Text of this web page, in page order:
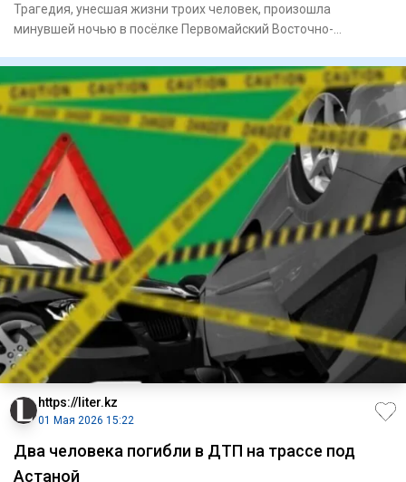
Трагедия, унесшая жизни троих человек, произошла
минувшей ночью в посёлке Первомайский Восточно-
https://liter.kz
01 Мая 2026 15:22
Два человека погибли в ДТП на трассе под
Астаной